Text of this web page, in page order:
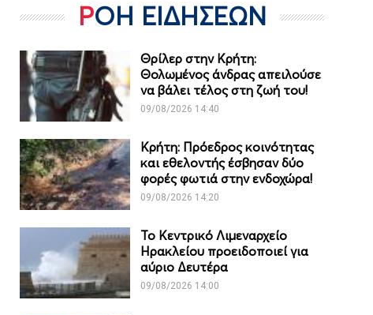
ΡΟΗ ΕΙΔΗΣΕΩΝ
Θρίλερ στην Κρήτη:
Θολωμένος άνδρας απειλούσε
να βάλει τέλος στη ζωή του!
09/08/2026 14:40
Κρήτη: Πρόεδρος κοινότητας
και εθελοντής έσβησαν δύο
φορές φωτιά στην ενδοχώρα!
09/08/2026 14:20
Το Κεντρικό Λιμεναρχείο
Ηρακλείου προειδοποιεί για
αύριο Δευτέρα
09/08/2026 14:00